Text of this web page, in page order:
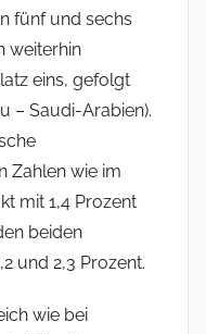
fünf und sechs
weiterhin
eins, gefolgt
– Saudi-Arabien).
Zahlen wie im
mit 1,4 Prozent
beiden
und 2,3 Prozent.
wie bei